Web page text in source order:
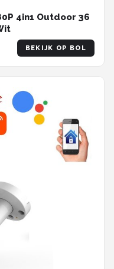
4in1 Outdoor 36
BEKIJK OP BOL